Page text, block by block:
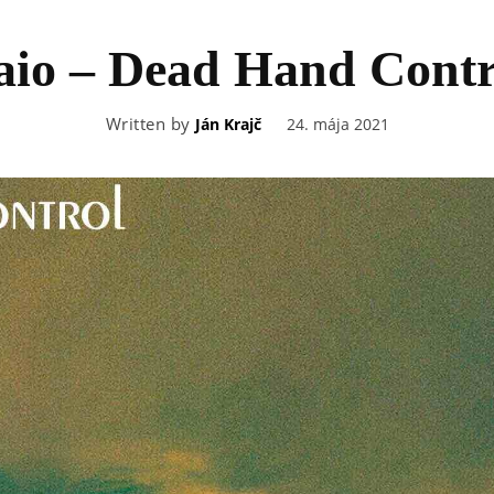
– Dead Hand
Written by Ján Krajč 24. mája 2021